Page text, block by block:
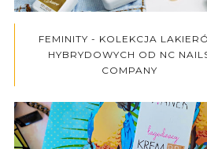
FEMINITY - KOLEKCJA
HYBRYDOWYCH OD NC
COMPANY